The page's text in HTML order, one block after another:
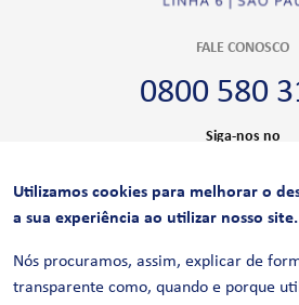
FALE CONOSCO
0800 580
Siga-nos no
CERTIFICAÇÕES
Utilizamos cookies para melhorar o
a sua experiência ao utilizar nosso site.
Nós procuramos, assim, explicar de
transparente como, quando e porque